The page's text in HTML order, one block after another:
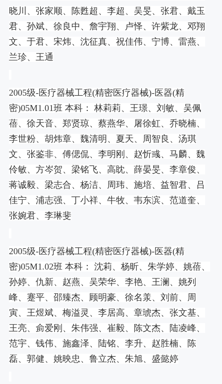
晓川、张家顺、陈甦超、李超、吴旻、张君、戴玉
君、孙斌、徐良中、詹宇翔、卢怿、许紫龙、邓翔
文、于君、宋炜、沈征真、祝佳伟、宁博、雷燕、
兰珍、王通
2005级-医疗器械工程(精密医疗器械)-医器(精
密)05M1.01班 本科： 林莉莉、王璟、刘敏、吴佩
蓓、徐天音、郑贤琼、蔡燕华、屠徐虹、乔晓楠、
李世粉、胡炜章、魏清明、夏天、周智良、汤琪
文、张鉴非、傅偲侃、李明刚、赵忻彧、马麟、魏
伶敏、方岑贺、梁铭飞、高眈、薛晏旻、李章俊、
蒋诚毅、梁志合、杨洁、周玮、施培、益智君、吕
佳宁、浦志强、丁小祥、牛牧、韦东滨、范道奎、
张婉君、李琳斐
2005级-医疗器械工程(精密医疗器械)-医器(精
密)05M1.02班 本科： 沈莉、杨昕、朱学婷、姚蓓、
孙婷、仇新、赵燕、吴荣华、李艳、王澜、姚列
峰、蹇平、邵臻杰、顾明豪、徐名羕、刘前、周
寅、王煜斌、梅溢灵、李居高、章琥杰、张文基、
王亮、侴爱刚、朱伟强、崔毅、陈文杰、陆凌峰、
范宇、钱伟、施鑫泽、陆铭、李升、赵胜楠、陈
磊、郭健、姚映忠、鲁立杰、朱旭、盛懿婷